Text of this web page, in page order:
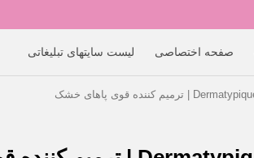
صفحه اختصاصی لیست سایتهای تبلیغاتی